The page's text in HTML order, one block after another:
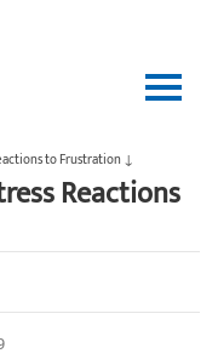
to Frustration ↓
Reactions